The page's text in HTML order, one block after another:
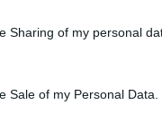
Sharing of my personal
Sale of my Personal Data.
Trump, Meloni e